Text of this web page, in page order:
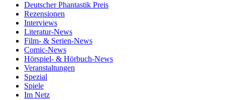
Deutscher Phantastik Preis
Rezensionen
Interviews
Literatur-News
Film- & Serien-News
Comic-News
Hörspiel- & Hörbuch-News
Veranstaltungen
Spezial
Spiele
Im Netz